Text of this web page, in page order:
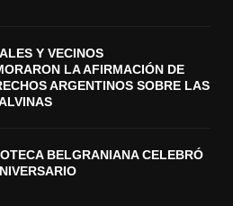
Y VECINOS
LA AFIRMACIÓN DE
ARGENTINOS SOBRE LAS
BELGRANIANA CELEBRÓ